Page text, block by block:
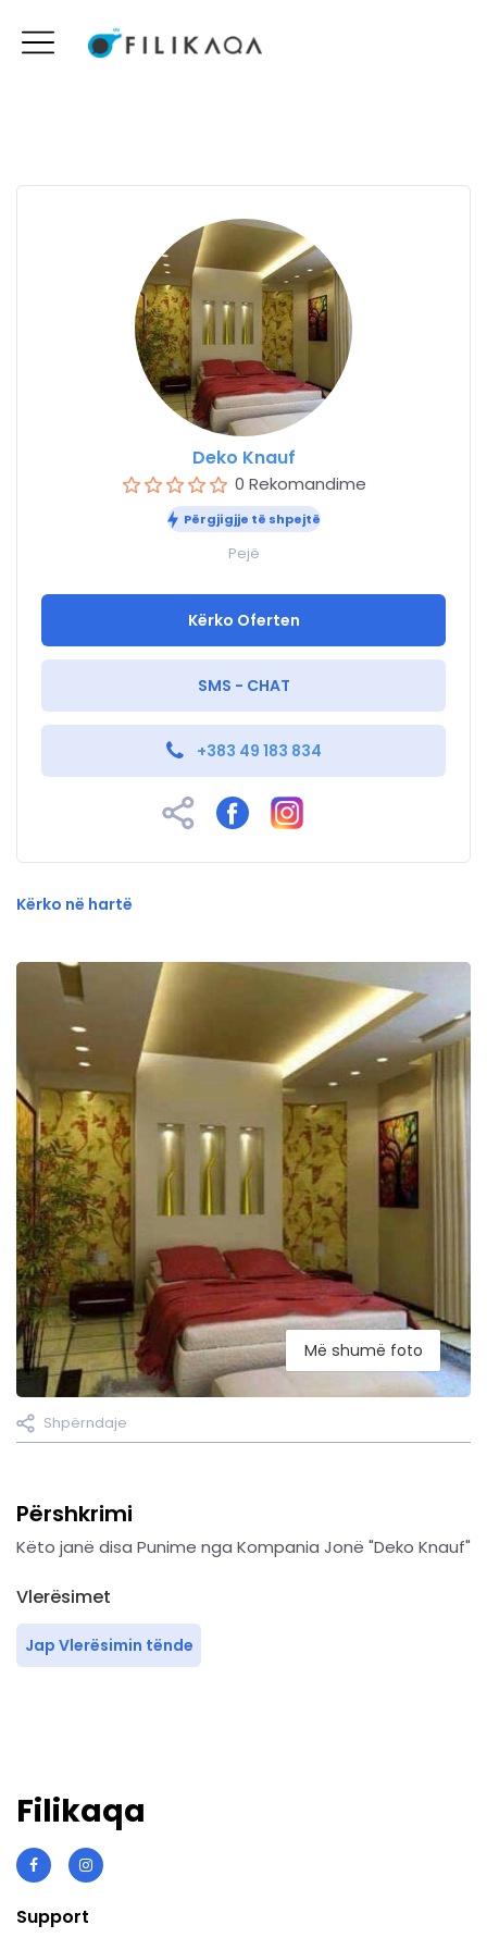
Më shumë foto
Shpërndaje
Përshkrimi
Këto janë disa Punime nga Kompania Jonë "Deko Knauf"
Vlerësimet
Jap Vlerësimin tënde
Deko Knauf
0 Rekomandime
Përgjigjje të shpejtë
Pejë
Kërko Oferten
SMS - CHAT
+383 49 183 834
Kërko në hartë
Filikaqa
Support